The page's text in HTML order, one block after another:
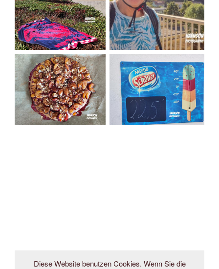
Diese Website benutzen Cookies. Wenn Sie die